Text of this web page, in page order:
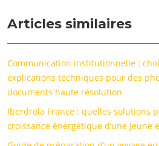
Articles similaires
Communication institutionnelle :
explications techniques pour des
documents haute résolution
Iberdrola France : quelles solutions
croissance énergétique d’une jeune